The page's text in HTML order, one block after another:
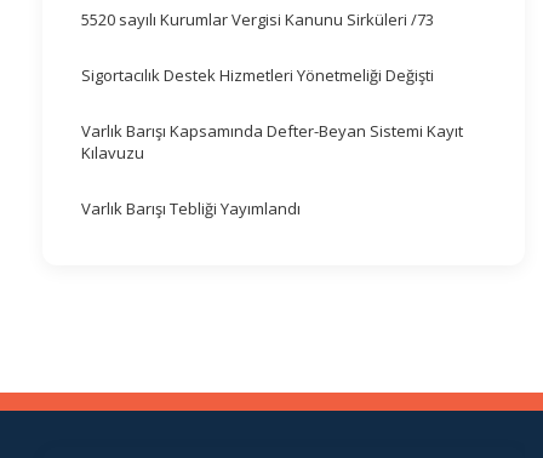
5520 sayılı Kurumlar Vergisi Kanunu Sirküleri /73
Sigortacılık Destek Hizmetleri Yönetmeliği Değişti
Varlık Barışı Kapsamında Defter-Beyan Sistemi Kayıt
Kılavuzu
Varlık Barışı Tebliği Yayımlandı